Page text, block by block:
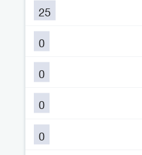
25
0
0
0
0